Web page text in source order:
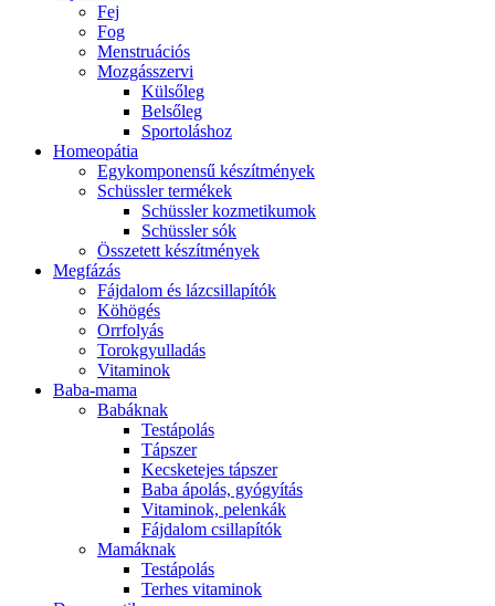
Fej
Fog
Menstruációs
Mozgásszervi
Külsőleg
Belsőleg
Sportoláshoz
Homeopátia
Egykomponensű készítmények
Schüssler termékek
Schüssler kozmetikumok
Schüssler sók
Összetett készítmények
Megfázás
Fájdalom és lázcsillapítók
Köhögés
Orrfolyás
Torokgyulladás
Vitaminok
Baba-mama
Babáknak
Testápolás
Tápszer
Kecsketejes tápszer
Baba ápolás, gyógyítás
Vitaminok, pelenkák
Fájdalom csillapítók
Mamáknak
Testápolás
Terhes vitaminok